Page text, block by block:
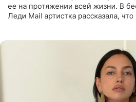
ее на протяжении всей жизни. В
Леди Mail артистка рассказала,